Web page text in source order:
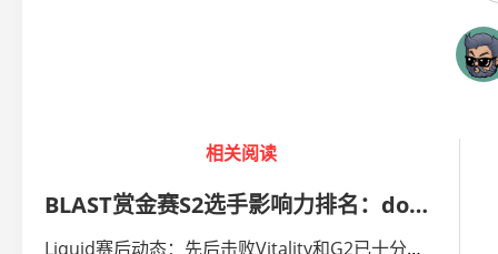
相关阅读
BLAST赏金赛S2选手影响力排名：donk领衔，EliGE第二
Liquid赛后动态：先后击败Vitality和G2已十分亮眼